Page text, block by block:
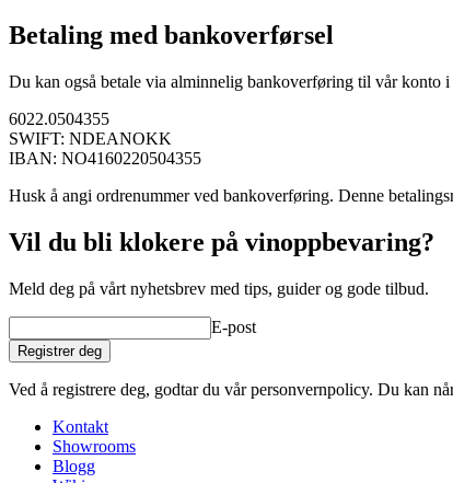
Betaling med bankoverførsel
Du kan også betale via alminnelig bankoverføring til vår konto i
6022.0504355
SWIFT: NDEANOKK
IBAN: NO4160220504355
Husk å angi ordrenummer ved bankoverføring. Denne
Vil du bli klokere på vinoppbevaring?
Meld deg på vårt nyhetsbrev med tips, guider og gode tilbud.
E-post
Registrer deg
Ved å registrere deg, godtar du vår personvernpolicy. Du kan
Kontakt
Showrooms
Blogg